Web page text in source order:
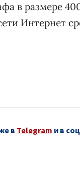
в размере
Интернет
в Telegram и в